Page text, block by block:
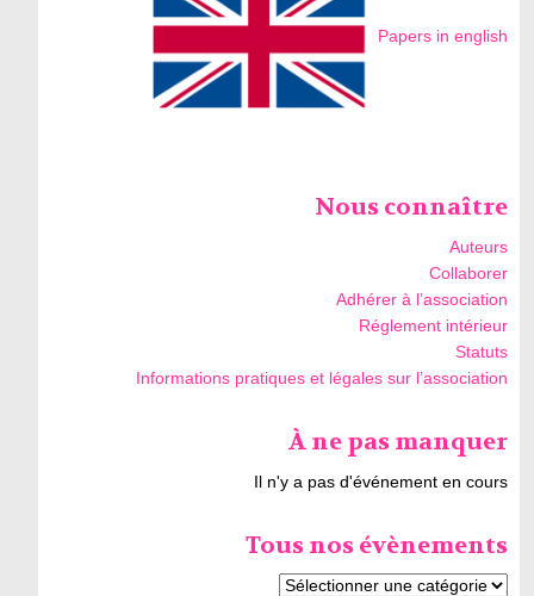
Papers in english
Nous connaître
Auteurs
Collaborer
Adhérer à l’association
Réglement intérieur
Statuts
Informations pratiques et légales sur l’association
À ne pas manquer
Il n'y a pas d'événement en cours
Tous nos évènements